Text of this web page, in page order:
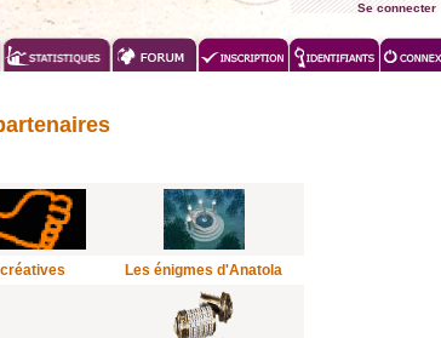
Se connecter
Les énigmes d'Anatola